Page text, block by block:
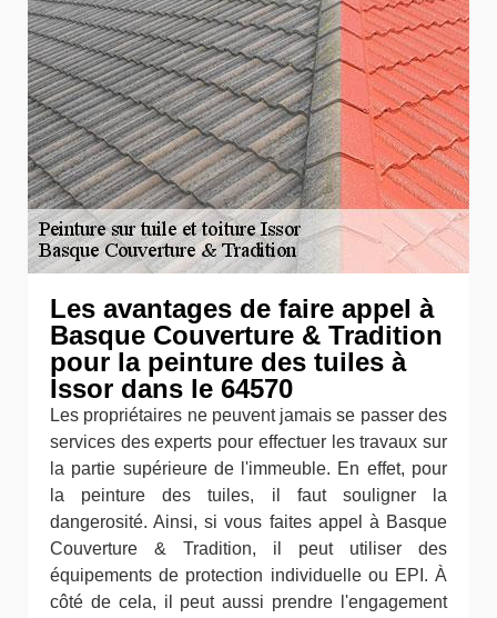
Les avantages de faire appel à
Basque Couverture & Tradition
pour la peinture des tuiles à
Issor dans le 64570
Les propriétaires ne peuvent jamais se passer des
services des experts pour effectuer les travaux sur
la partie supérieure de l'immeuble. En effet, pour
la peinture des tuiles, il faut souligner la
dangerosité. Ainsi, si vous faites appel à Basque
Couverture & Tradition, il peut utiliser des
équipements de protection individuelle ou EPI. À
côté de cela, il peut aussi prendre l'engagement